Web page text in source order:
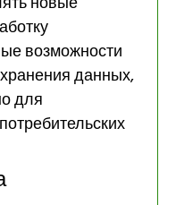
возможности
данных,
для